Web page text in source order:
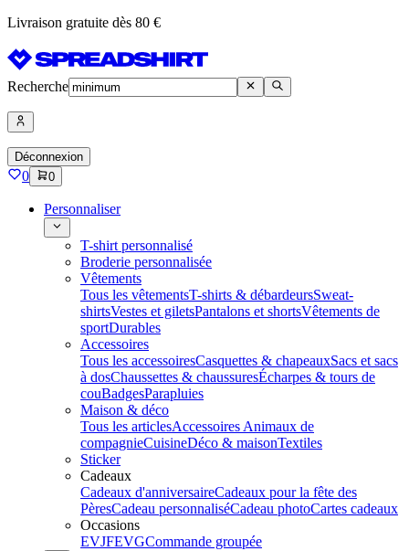
Livraison gratuite dès 80 €
Recherche
Déconnexion
0 0
Personnaliser
T-shirt personnalisé
Broderie personnalisée
Vêtements
Tous les vêtementsT-shirts & débardeursSweat-
shirtsVestes et giletsPantalons et shortsVêtements de
sportDurables
Accessoires
Tous les accessoiresCasquettes & chapeauxSacs et sacs
à dosChaussettes & chaussuresÉcharpes & tours de
couBadgesParapluies
Maison & déco
Tous les articlesAccessoires Animaux de
compagnieCuisineDéco & maisonTextiles
Sticker
Cadeaux
Cadeaux d'anniversaireCadeaux pour la fête des
PèresCadeau personnaliséCadeau photoCartes cadeaux
Occasions
EVJFEVGCommande groupée